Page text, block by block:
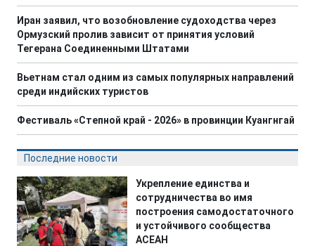
Иран заявил, что возобновление судоходства через
Ормузский пролив зависит от принятия условий
Тегерана Соединенными Штатами
Вьетнам стал одним из самых популярных направлений
среди индийских туристов
Фестиваль «Степной край - 2026» в провинции Куангнгай
Последние новости
Укрепление единства и
сотрудничества во имя
построения самодостаточного
и устойчивого сообщества
АСЕАН